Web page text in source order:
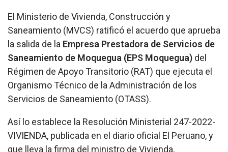
El Ministerio de Vivienda, Construcción y
Saneamiento (MVCS) ratificó el acuerdo que aprueba
la salida de la Empresa Prestadora de Servicios de
Saneamiento de Moquegua (EPS Moquegua) del
Régimen de Apoyo Transitorio (RAT) que ejecuta el
Organismo Técnico de la Administración de los
Servicios de Saneamiento (OTASS).
Así lo establece la Resolución Ministerial 247-2022-
VIVIENDA, publicada en el diario oficial El Peruano, y
que lleva la firma del ministro de Vivienda,